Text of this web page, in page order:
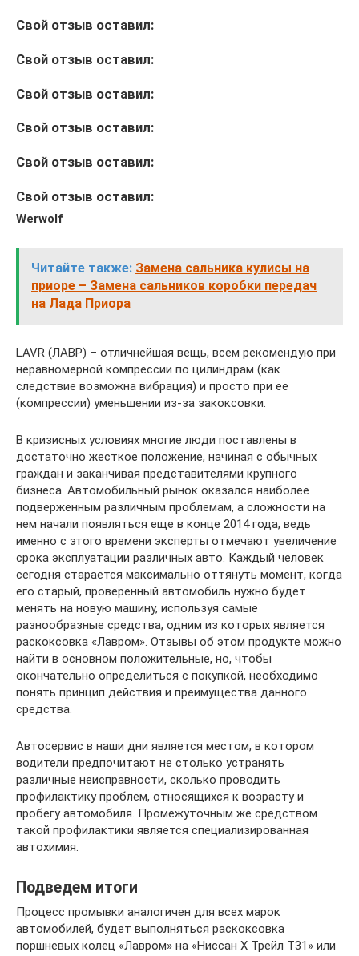
Свой отзыв оставил:
Свой отзыв оставил:
Свой отзыв оставил:
Свой отзыв оставил:
Свой отзыв оставил:
Свой отзыв оставил:
Werwolf
Читайте также: Замена сальника кулисы на
приоре – Замена сальников коробки передач
на Лада Приора
LAVR (ЛАВР) – отличнейшая вещь, всем рекомендую при
неравномерной компрессии по цилиндрам (как
следствие возможна вибрация) и просто при ее
(компрессии) уменьшении из-за закоксовки.
В кризисных условиях многие люди поставлены в
достаточно жесткое положение, начиная с обычных
граждан и заканчивая представителями крупного
бизнеса. Автомобильный рынок оказался наиболее
подверженным различным проблемам, а сложности на
нем начали появляться еще в конце 2014 года, ведь
именно с этого времени эксперты отмечают увеличение
срока эксплуатации различных авто. Каждый человек
сегодня старается максимально оттянуть момент, когда
его старый, проверенный автомобиль нужно будет
менять на новую машину, используя самые
разнообразные средства, одним из которых является
раскоксовка «Лавром». Отзывы об этом продукте можно
найти в основном положительные, но, чтобы
окончательно определиться с покупкой, необходимо
понять принцип действия и преимущества данного
средства.
Автосервис в наши дни является местом, в котором
водители предпочитают не столько устранять
различные неисправности, сколько проводить
профилактику проблем, относящихся к возрасту и
пробегу автомобиля. Промежуточным же средством
такой профилактики является специализированная
автохимия.
Подведем итоги
Процесс промывки аналогичен для всех марок
автомобилей, будет выполняться раскоксовка
поршневых колец «Лавром» на «Ниссан Х Трейл T31» или